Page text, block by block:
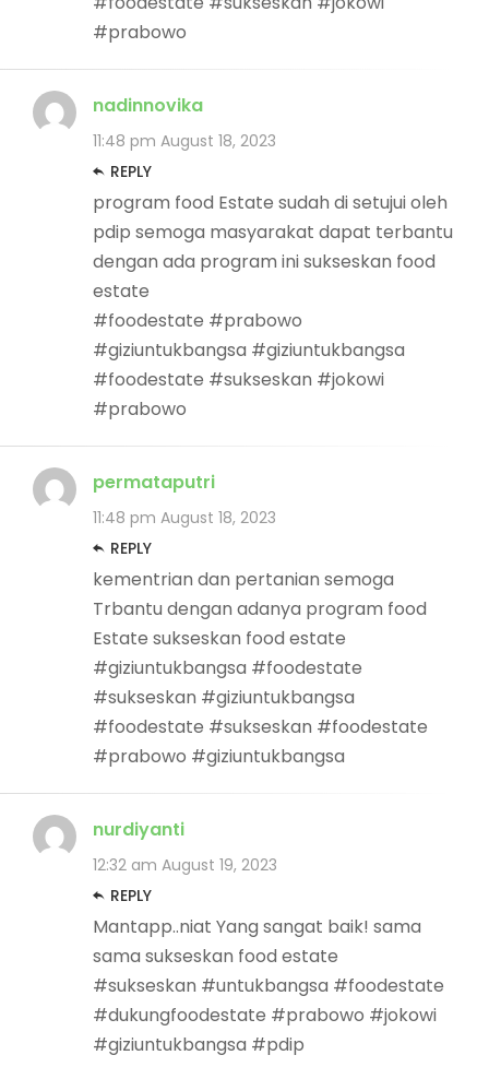
#prabowo
nadinnovika
11:48 pm August 18, 2023
REPLY
program food Estate sudah di setujui oleh
pdip semoga masyarakat dapat terbantu
dengan ada program ini sukseskan food
estate
#foodestate #prabowo
#giziuntukbangsa #giziuntukbangsa
#foodestate #sukseskan #jokowi
#prabowo
permataputri
11:48 pm August 18, 2023
REPLY
kementrian dan pertanian semoga
Trbantu dengan adanya program food
Estate sukseskan food estate
#giziuntukbangsa #foodestate
#sukseskan #giziuntukbangsa
#foodestate #sukseskan #foodestate
#prabowo #giziuntukbangsa
nurdiyanti
12:32 am August 19, 2023
REPLY
Mantapp..niat Yang sangat baik! sama
sama sukseskan food estate
#sukseskan #untukbangsa #foodestate
#dukungfoodestate #prabowo #jokowi
#giziuntukbangsa #pdip